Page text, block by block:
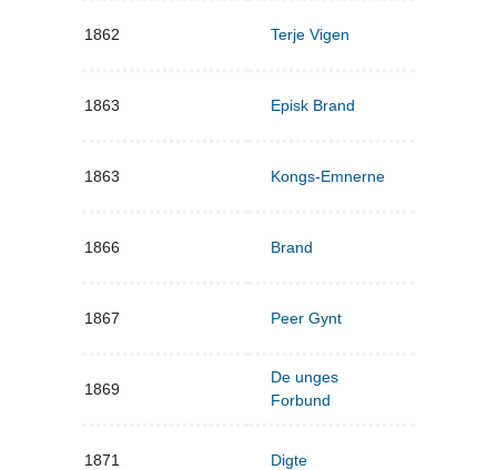
1862 Terje Vigen
1863 Episk Brand
1863 Kongs-Emnerne
1866 Brand
1867 Peer Gynt
1869
De unges
Forbund
1871 Digte